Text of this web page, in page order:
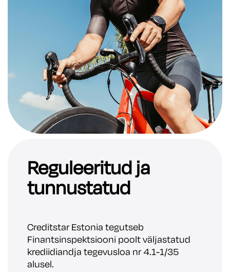
Reguleeritud ja
tunnustatud
Creditstar Estonia tegutseb
Finantsinspektsiooni poolt väljastatud
krediidiandja tegevusloa nr 4.1-1/35
alusel.